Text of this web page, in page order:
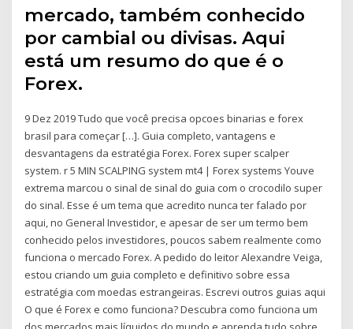
mercado, também conhecido
por cambial ou divisas. Aqui
está um resumo do que é o
Forex.
9 Dez 2019 Tudo que você precisa opcoes binarias e forex
brasil para começar […]. Guia completo, vantagens e
desvantagens da estratégia Forex. Forex super scalper
system. r 5 MIN SCALPING system mt4 | Forex systems Youve
extrema marcou o sinal de sinal do guia com o crocodilo super
do sinal. Esse é um tema que acredito nunca ter falado por
aqui, no General Investidor, e apesar de ser um termo bem
conhecido pelos investidores, poucos sabem realmente como
funciona o mercado Forex. A pedido do leitor Alexandre Veiga,
estou criando um guia completo e definitivo sobre essa
estratégia com moedas estrangeiras. Escrevi outros guias aqui
O que é Forex e como funciona? Descubra como funciona um